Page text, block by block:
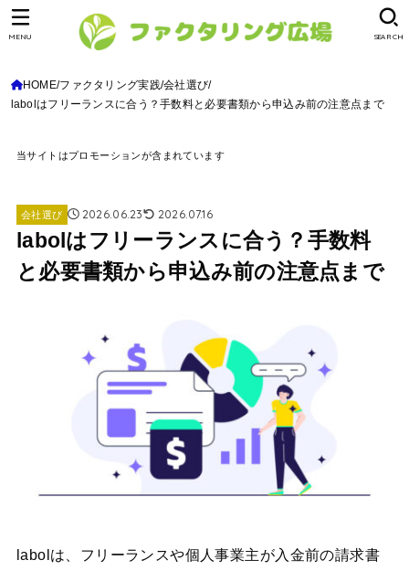
SEARCH
MENU
HOME ファクタリング実践 会社選び
labolはフリーランスに合う？手数料と必要書類から申込み前の注意点まで
当サイトはプロモーションが含まれています
会社選び 2026.06.23 2026.07.16
labolはフリーランスに合う？手数料
と必要書類から申込み前の注意点まで
labolは、フリーランスや個人事業主が入金前の請求書